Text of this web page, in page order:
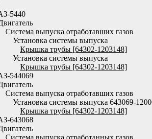
5440
Система выпуска отработавших газов
Установка системы выпуска
Крышка трубы [64302-1203148]
Установка системы выпуска
Крышка трубы [64302-1203148]
544069
Система выпуска отработавших газов
Установка системы выпуска 643069-
Крышка трубы [64302-1203148]
643068
Система выпуска отработанных газов